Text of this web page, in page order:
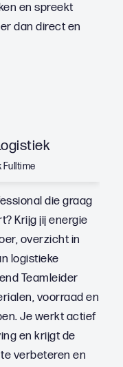
en spreekt
dan direct en
Fulltime
die graag
Krijg jij energie
overzicht in
logistieke
Teamleider
voorraad en
Je werkt actief
en krijgt de
verbeteren en